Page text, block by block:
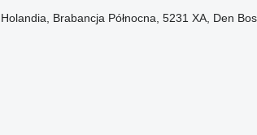
Holandia, Brabancja Północna, 5231 XA, Den